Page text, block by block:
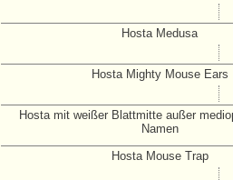
Hosta Medusa
Hosta Mighty Mouse Ears
Hosta mit weißer Blattmitte außer
Namen
Hosta Mouse Trap